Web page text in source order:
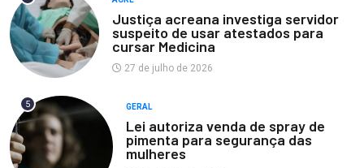
Justiça acreana investiga servidor
suspeito de usar atestados para
cursar Medicina
27 de julho de 2026
5 GERAL
Lei autoriza venda de spray de
pimenta para segurança das
mulheres